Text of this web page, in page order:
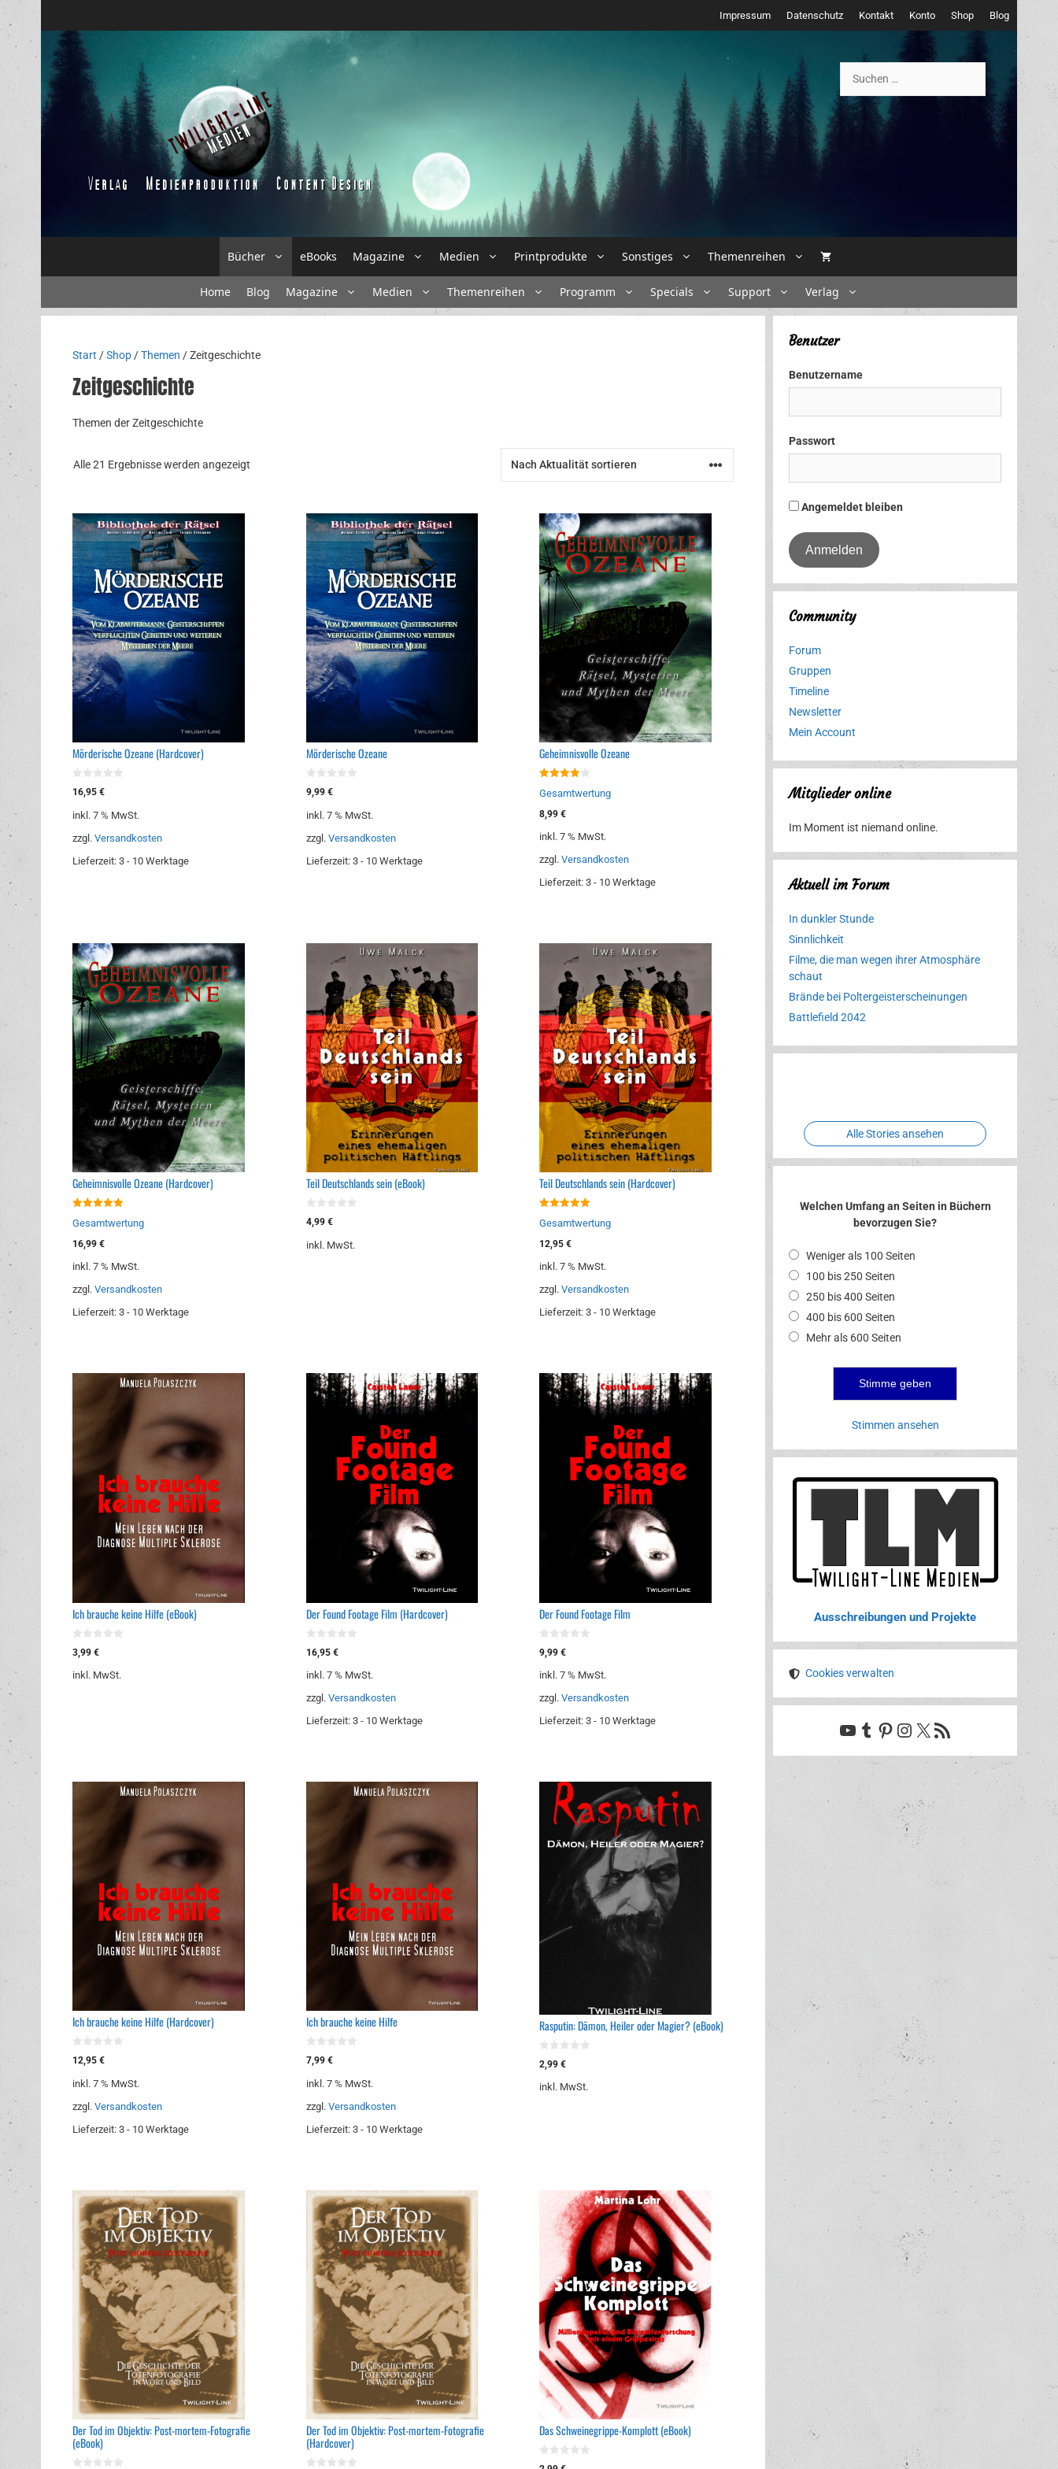
Inhalt
springen
Impressum Datenschutz Kontakt Konto Shop Blog
nach:
Bücher eBooks Magazine Medien Printprodukte Sonstiges Themenreihen
Home Blog Magazine Medien Themenreihen Programm Specials Support Verlag
Start /Shop /Themen / Zeitgeschichte
Zeitgeschichte
Themen der Zeitgeschichte
Alle 21 Ergebnisse werden angezeigt
Mörderische Ozeane (Hardcover)
0
v
n
16,95 €
inkl. 7 % MwSt.
zzgl. Versandkosten
Lieferzeit: 3 - 10 Werktage
Mörderische Ozeane
0
v
n
9,99 €
inkl. 7 % MwSt.
zzgl. Versandkosten
Lieferzeit: 3 - 10 Werktage
Geheimnisvolle Ozeane
von 5
Gesamtwertung
8,99€
inkl. 7 % MwSt.
zzgl.Versandkosten
Lieferzeit:3 - 10 Werktage
Geheimnisvolle Ozeane (Hardcover)
von 5
Gesamtwertung
16,99 €
inkl. 7 % MwSt.
zzgl. Versandkosten
Lieferzeit: 3 - 10 Werktage
Teil Deutschlands sein (eBook)
0
v
n
4,99 €
inkl. MwSt.
Teil Deutschlands sein (Hardcover)
von 5
Gesamtwertung
12,95€
inkl. 7 % MwSt.
zzgl.Versandkosten
Lieferzeit:3 - 10 Werktage
Ich brauche keine Hilfe (eBook)
0
v
n
3,99 €
inkl. MwSt.
Der Found Footage Film (Hardcover)
0
v
n
16,95 €
inkl. 7 % MwSt.
zzgl. Versandkosten
Lieferzeit: 3 - 10 Werktage
Der Found Footage Film
0
v
n
9,99€
inkl. 7 % MwSt.
zzgl.Versandkosten
Lieferzeit:3 - 10 Werktage
Ich brauche keine Hilfe (Hardcover)
0
v
n
12,95 €
inkl. 7 % MwSt.
zzgl. Versandkosten
Lieferzeit: 3 - 10 Werktage
Ich brauche keine Hilfe
0
v
n
7,99 €
inkl. 7 % MwSt.
zzgl. Versandkosten
Lieferzeit: 3 - 10 Werktage
Rasputin: Dämon, Heiler oder Magier? (eBook)
0
v
n
2,99€
inkl. MwSt.
Der Tod im Objektiv: Post-mortem-Fotografie
(eBook)
Der Tod im Objektiv: Post-mortem-Fotografie
(Hardcover)
Das Schweinegrippe-Komplott (eBook)
0
Benutzer
Benutzername
Passwort
Angemeldet bleiben
Community
Forum
Gruppen
Timeline
Newsletter
Mein Account
Mitglieder online
Im Moment ist niemand online.
Aktuell im Forum
In dunkler Stunde
Sinnlichkeit
Filme, die man wegen ihrer Atmosphäre
schaut
Brände bei Poltergeisterscheinungen
Battlefield 2042
Erlebnispark
Verbotene
Alle Stories ansehen
Welchen Umfang an Seiten in Büchern
bevorzugen Sie?
Weniger als 100 Seiten
100 bis 250 Seiten
250 bis 400 Seiten
400 bis 600 Seiten
Mehr als 600 Seiten
Stimmen ansehen
Ausschreibungen und Projekte
Cookies verwalten
YouTube
Tumblr
Pinterest
Instagram
X RSS-Feed